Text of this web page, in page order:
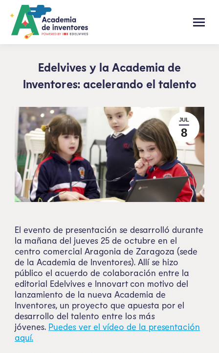
Edelvives y la Academia de
Inventores: acelerando el talento
JUL
8
El evento de presentación se desarrolló durante
la mañana del jueves 25 de octubre en el
centro comercial Aragonia de Zaragoza (sede
de la Academia de Inventores). Allí se hizo
público el acuerdo de colaboración entre la
editorial Edelvives e Innovart con motivo del
lanzamiento de la nueva Academia de
Inventores, un proyecto que apuesta por el
desarrollo del talento entre los más
jóvenes. Puedes ver el vídeo de la presentación
aquí.